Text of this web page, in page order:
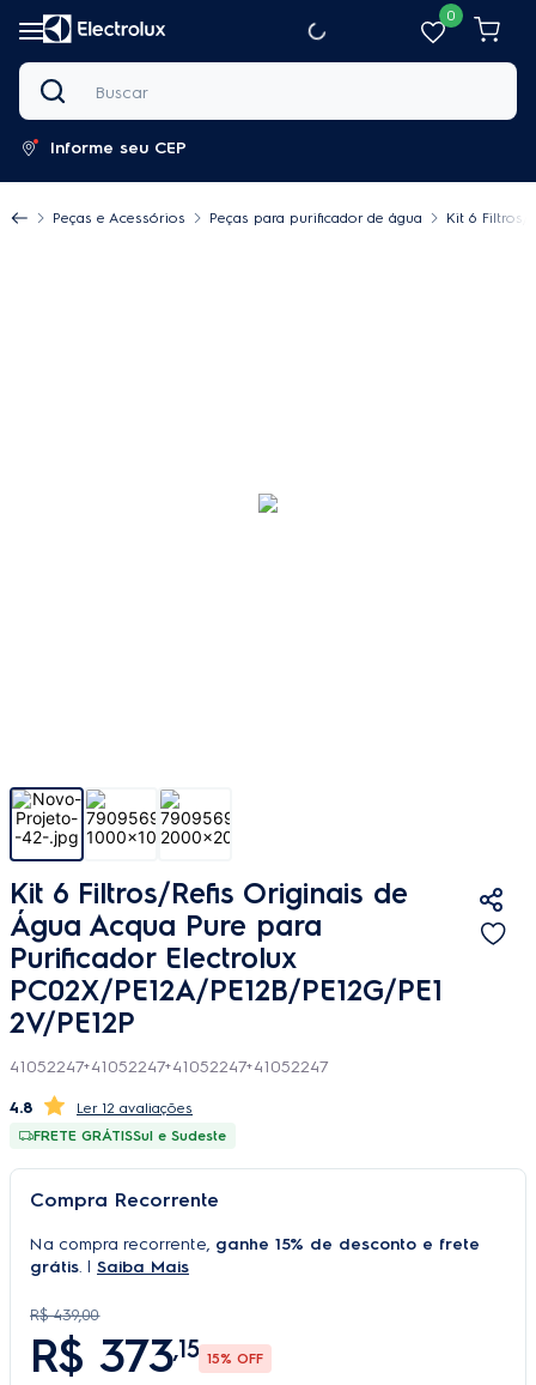
0
Buscar
Informe seu CEP
Peças e Acessórios Peças para purificador de água Kit 6 Filtros/
Kit 6 Filtros/Refis Originais de
Água Acqua Pure para
Purificador Electrolux
PC02X/PE12A/PE12B/PE12G/PE1
2V/PE12P
41052247+41052247+41052247+41052247
4.8
12 avaliações
FRETE GRÁTISSul e Sudeste
Compra Recorrente
Na compra recorrente, ganhe 15% de desconto e frete
grátis. | Saiba Mais
R$ 439,00
R$373,15 15% OFF